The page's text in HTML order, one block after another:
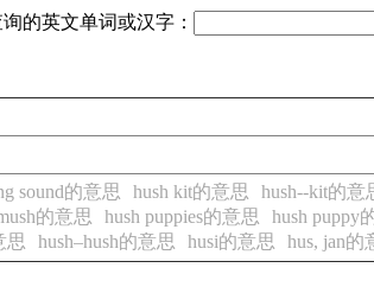
的英文单词或汉字：
sound的意思 hush kit的意思 hush--kit的意
的意思 hush puppies的意思 hush puppy
思 hush–hush的意思 husi的意思 hus, jan的